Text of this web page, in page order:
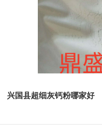
兴国县超细灰钙粉哪家好